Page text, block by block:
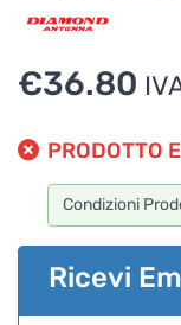
€36.80
PRODOTTO
Condizioni
Ricevi